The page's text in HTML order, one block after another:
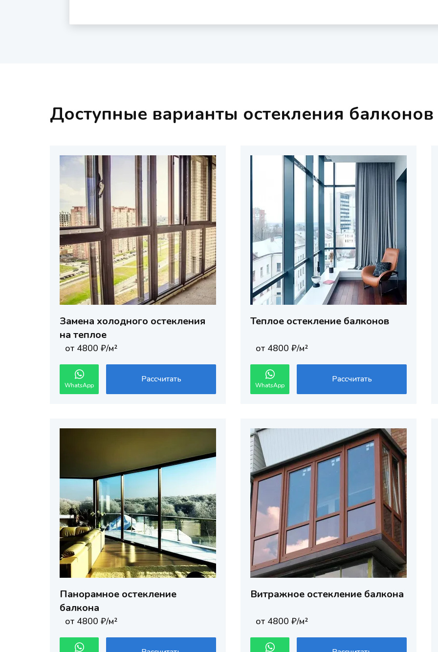
Доступные варианты остекления
Замена холодного остекления
на теплое
от 4800 ₽/м²
WhatsApp
Рассчитать
Теплое остекление балконов
от 4800 ₽/м²
WhatsApp
Рассчитать
Панорамное остекление
балкона
от 4800 ₽/м²
Витражное остекление балкона
от 4800 ₽/м²